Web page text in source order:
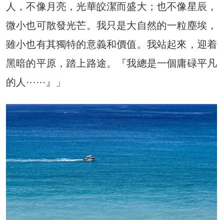
人，不像月亮，光華皎潔而盛大；也不像星辰，
微小也可散發光芒。我只是大自然的一粒塵埃，
雖小也有其獨特的意義和價值。我站起來，迎着
黑暗的平原，踏上路途。『我總是一個庸碌平凡
的人⋯⋯』」